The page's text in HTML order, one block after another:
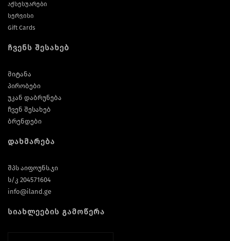
Software
აქსესუარები
სერვისი
Gift Cards
ჩვენს შესახებ
მიტანა
პირობები
უკან დაბრუნება
ჩვენ შესახებ
ბრენდები
დახმარება
შპს აიფოუნს.ჯი
ს/კ 204571604
info@iland.ge
სიახლეების გამოწერა